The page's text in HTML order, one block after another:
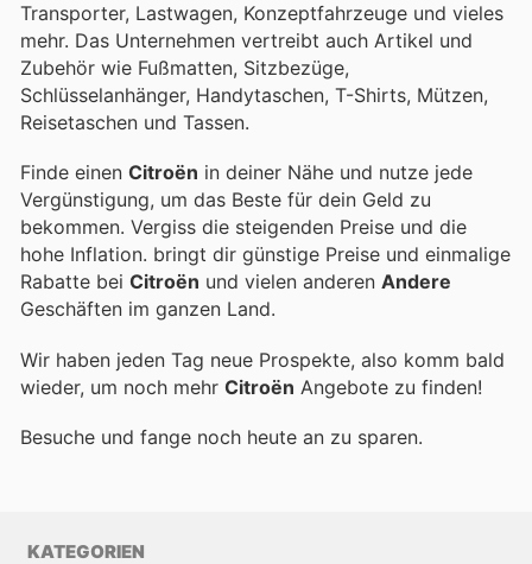
Transporter, Lastwagen, Konzeptfahrzeuge und vieles
mehr. Das Unternehmen vertreibt auch Artikel und
Zubehör wie Fußmatten, Sitzbezüge,
Schlüsselanhänger, Handytaschen, T-Shirts, Mützen,
Reisetaschen und Tassen.
Finde einen Citroën in deiner Nähe und nutze jede
Vergünstigung, um das Beste für dein Geld zu
bekommen. Vergiss die steigenden Preise und die
hohe Inflation. bringt dir günstige Preise und einmalige
Rabatte bei Citroën und vielen anderen Andere
Geschäften im ganzen Land.
Wir haben jeden Tag neue Prospekte, also komm bald
wieder, um noch mehr Citroën Angebote zu finden!
Besuche und fange noch heute an zu sparen.
KATEGORIEN